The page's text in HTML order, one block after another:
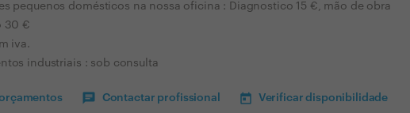
pequenos domésticos na nossa oficina : Diagnostico 15 €, mão de obra
30 €
iva.
industriais : sob consulta
Contactar profissional Verificar disponibilidade